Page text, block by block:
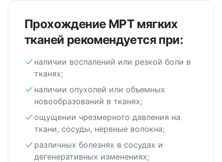
Прохождение МРТ мягких
тканей рекомендуется при:
наличии воспалений или резкой боли в
тканях;
наличии опухолей или объемных
новообразований в тканях;
ощущении чрезмерного давления на
ткани, сосуды, нервные волокна;
различных болезнях в сосудах и
дегенеративных изменениях;